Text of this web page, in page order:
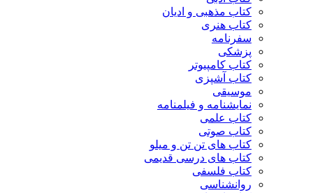
کتاب مذهبی و ادیان
کتاب هنری
سفرنامه
پزشکی
کتاب کامپیوتر
کتاب آشپزی
موسیقی
نمایشنامه و فیلمنامه
کتاب علمی
کتاب صوتی
کتاب های تن تن و میلو
کتاب های درسی قدیمی
کتاب فلسفی
روانشناسی